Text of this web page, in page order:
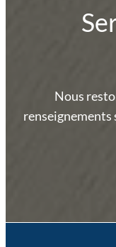
Nous
renseignements